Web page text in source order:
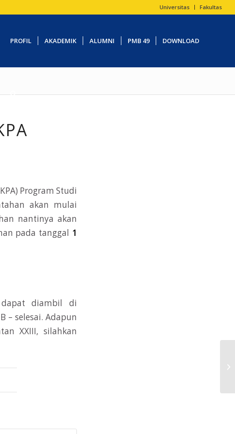
Universitas Fakultas
PROFIL AKADEMIK ALUMNI PMB 49 DOWNLOAD
Program Studi
akan mulai
nantinya akan
pada tanggal 1
dapat diambil di
– selesai. Adapun
XXIII, silahkan